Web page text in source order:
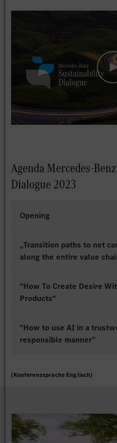
Agenda Mercedes-
Dialogue 2023
Opening
„Transition paths to net
along the entire value
"How To Create Desire
Products"
"How to use AI in a
responsible manner”
(Konferenzsprache Englisch)